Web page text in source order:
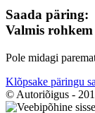
Saada päring:
Valmis
Pole midagi
Klõpsake päringu
© Autoriõigus -